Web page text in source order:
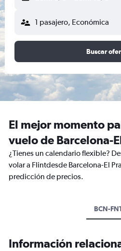
1 pasajero, Económica
Buscar
El mejor momento
vuelo de Barcelona-
¿Tienes un calendario flexible?
volar a Flintdesde Barcelona-El
predicción de precios.
BCN-
Información